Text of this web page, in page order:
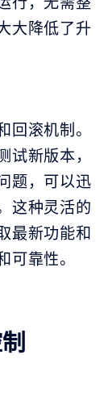
大降低了升
滚机制。
新版本，
题，可以迅
这种灵活的
最新功能和
靠性。